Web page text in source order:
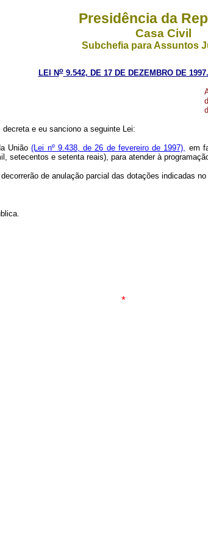
Presidência da
Casa Civil
Subchefia para Assuntos
LEI No9.542, DE 17 DE DEZEMBRO DE 1997.
e eu sanciono a seguinte Lei:
União(Lei nº 9.438, de 26 de fevereiro de 1997), em
setecentos e setenta reais), para atender à
de anulação parcial das dotações indicadas
*